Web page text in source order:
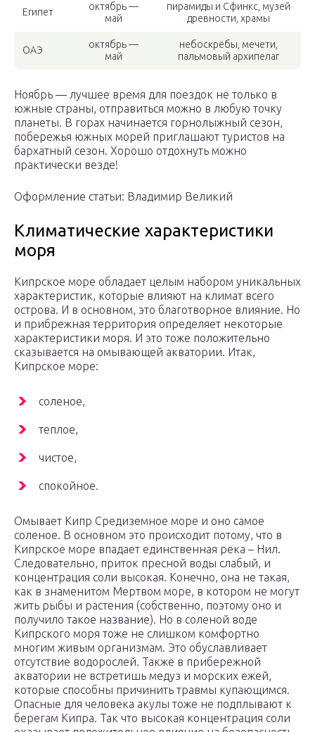
Египет
октябрь —
май
пирамиды и Сфинкс, музей
древности, храмы
ОАЭ
октябрь —
май
небоскрёбы, мечети,
пальмовый архипелаг
Ноябрь — лучшее время для поездок не только в
южные страны, отправиться можно в любую точку
планеты. В горах начинается горнолыжный сезон,
побережья южных морей приглашают туристов на
бархатный сезон. Хорошо отдохнуть можно
практически везде!
Оформление статьи: Владимир Великий
Климатические характеристики
моря
Кипрское море обладает целым набором уникальных
характеристик, которые влияют на климат всего
острова. И в основном, это благотворное влияние. Но
и прибрежная территория определяет некоторые
характеристики моря. И это тоже положительно
сказывается на омывающей акватории. Итак,
Кипрское море:
соленое,
теплое,
чистое,
спокойное.
Омывает Кипр Средиземное море и оно самое
соленое. В основном это происходит потому, что в
Кипрское море впадает единственная река – Нил.
Следовательно, приток пресной воды слабый, и
концентрация соли высокая. Конечно, она не такая,
как в знаменитом Мертвом море, в котором не могут
жить рыбы и растения (собственно, поэтому оно и
получило такое название). Но в соленой воде
Кипрского моря тоже не слишком комфортно
многим живым организмам. Это обуславливает
отсутствие водорослей. Также в прибережной
акватории не встретишь медуз и морских ежей,
которые способны причинить травмы купающимся.
Опасные для человека акулы тоже не подплывают к
берегам Кипра. Так что высокая концентрация соли